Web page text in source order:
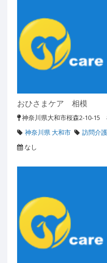
おひさまケア 相模
神奈川県大和市桜森2-10-15
神奈川県 大和市
訪問介護
なし